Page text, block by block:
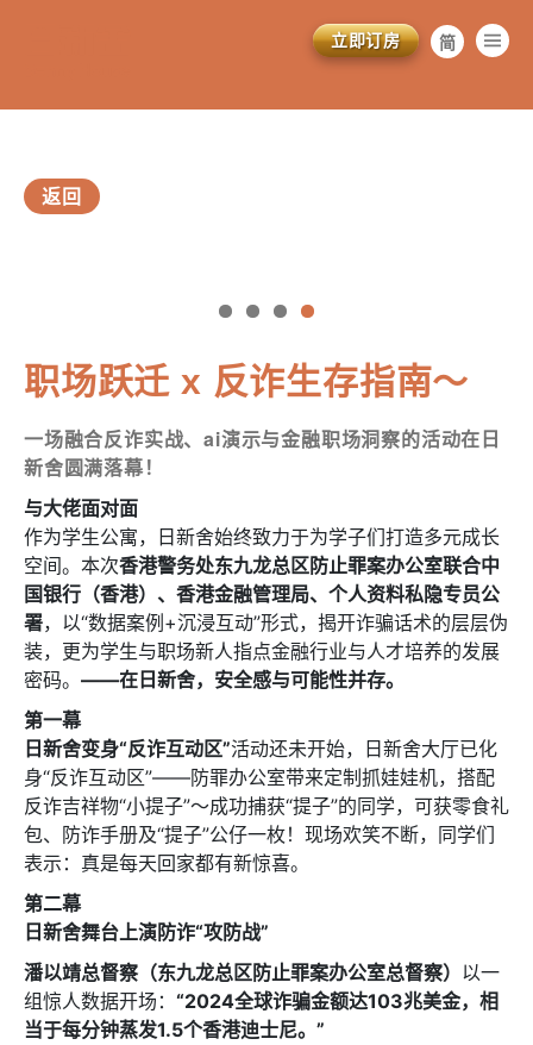
訂閱電子報
稱謂
先生
小姐
女士
姓*
名*
身份
简
EN
立即订房
返回
职场跃迁 x 反诈生存指南～
一场融合反诈实战、ai演示与金融职场洞察的活动在日
新舍圆满落幕！
与大佬面对面
作为学生公寓，日新舍始终致力于为学子们打造多元成长
空间。本次香港警务处东九龙总区防止罪案办公室联合中
国银行（香港）、香港金融管理局、个人资料私隐专员公
署，以“数据案例+沉浸互动”形式，揭开诈骗话术的层层伪
装，更为学生与职场新人指点金融行业与人才培养的发展
密码。 ——在日新舍，安全感与可能性并存。
第一幕
日新舍变身“反诈互动区”活动还未开始，日新舍大厅已化
身“反诈互动区”——防罪办公室带来定制抓娃娃机，搭配
反诈吉祥物“小提子”～成功捕获“提子”的同学，可获零食礼
包、防诈手册及“提子”公仔一枚！现场欢笑不断，同学们
表示：真是每天回家都有新惊喜。
第二幕
日新舍舞台上演防诈“攻防战”
潘以靖总督察（东九龙总区防止罪案办公室总督察） 以一
组惊人数据开场： “2024全球诈骗金额达103兆美金，相
当于每分钟蒸发1.5个香港迪士尼。”